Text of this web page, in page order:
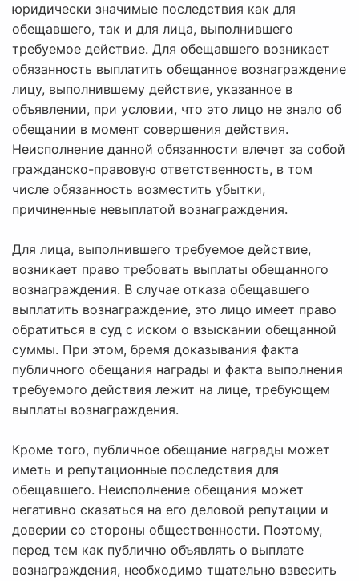
юридически значимые последствия как для
обещавшего, так и для лица, выполнившего
требуемое действие. Для обещавшего возникает
обязанность выплатить обещанное вознаграждение
лицу, выполнившему действие, указанное в
объявлении, при условии, что это лицо не знало об
обещании в момент совершения действия.
Неисполнение данной обязанности влечет за собой
гражданско-правовую ответственность, в том
числе обязанность возместить убытки,
причиненные невыплатой вознаграждения.
Для лица, выполнившего требуемое действие,
возникает право требовать выплаты обещанного
вознаграждения. В случае отказа обещавшего
выплатить вознаграждение, это лицо имеет право
обратиться в суд с иском о взыскании обещанной
суммы. При этом, бремя доказывания факта
публичного обещания награды и факта выполнения
требуемого действия лежит на лице, требующем
выплаты вознаграждения.
Кроме того, публичное обещание награды может
иметь и репутационные последствия для
обещавшего. Неисполнение обещания может
негативно сказаться на его деловой репутации и
доверии со стороны общественности. Поэтому,
перед тем как публично объявлять о выплате
вознаграждения, необходимо тщательно взвесить